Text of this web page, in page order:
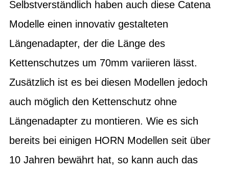
Selbstverständlich haben auch diese Catena
Modelle einen innovativ gestalteten
Längenadapter, der die Länge des
Kettenschutzes um 70mm variieren lässt.
Zusätzlich ist es bei diesen Modellen jedoch
auch möglich den Kettenschutz ohne
Längenadapter zu montieren. Wie es sich
bereits bei einigen HORN Modellen seit über
10 Jahren bewährt hat, so kann auch das